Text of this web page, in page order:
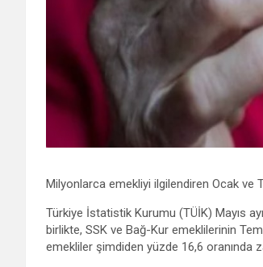
Milyonlarca emekliyi ilgilendiren Ocak
Türkiye İstatistik Kurumu (TÜİK) Mayıs
birlikte, SSK ve Bağ-Kur emeklilerinin
emekliler şimdiden yüzde 16,6 oranında